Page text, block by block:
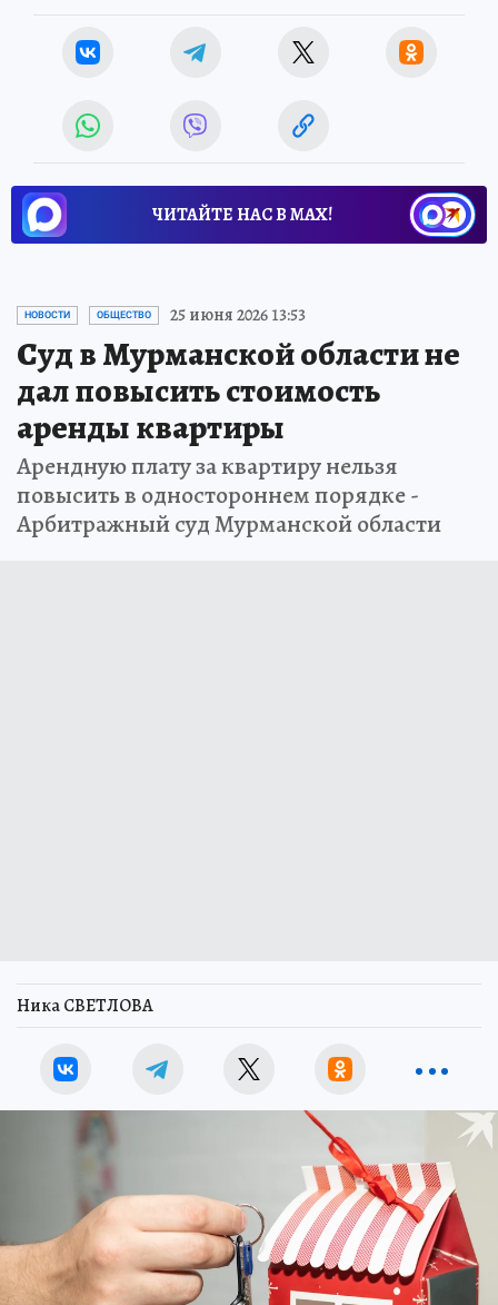
ЧИТАЙТЕ НАС В МАХ!
НОВОСТИ ОБЩЕСТВО 25 июня 2026 13:53
Суд в Мурманской области не
дал повысить стоимость
аренды квартиры
Арендную плату за квартиру нельзя
повысить в одностороннем порядке -
Арбитражный суд Мурманской области
Ника СВЕТЛОВА